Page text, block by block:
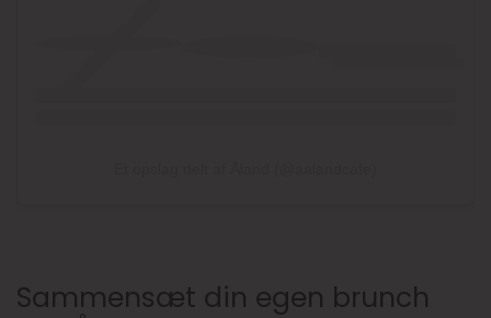
Sammensæt din egen brunch